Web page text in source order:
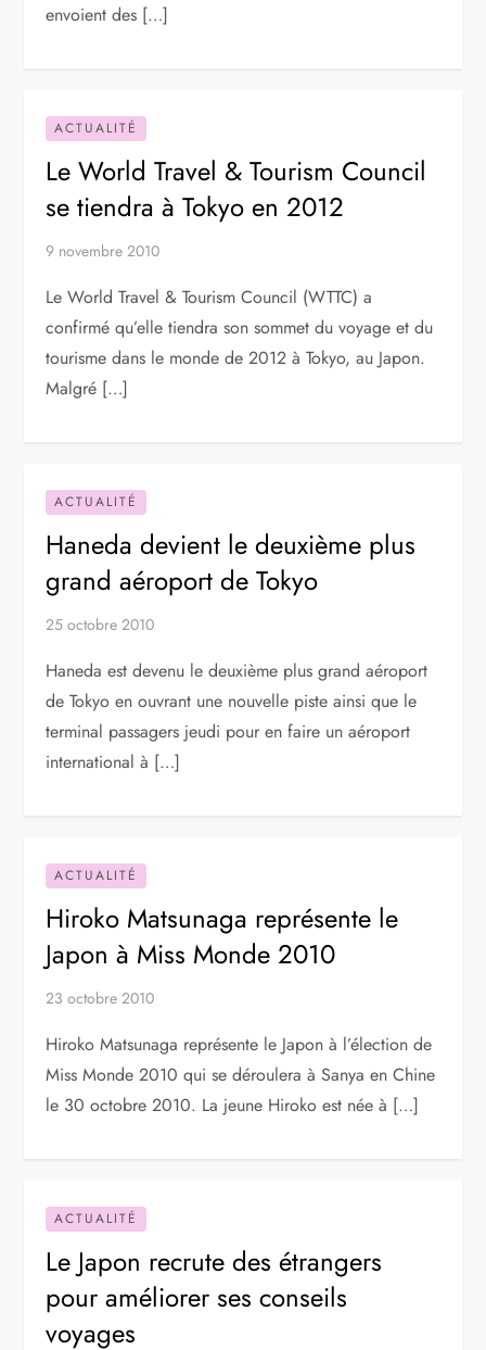
envoient des […]
ACTUALITÉ
Le World Travel & Tourism Council
se tiendra à Tokyo en 2012
9 novembre 2010
Le World Travel & Tourism Council (WTTC) a
confirmé qu’elle tiendra son sommet du voyage et du
tourisme dans le monde de 2012 à Tokyo, au Japon.
Malgré […]
ACTUALITÉ
Haneda devient le deuxième plus
grand aéroport de Tokyo
25 octobre 2010
Haneda est devenu le deuxième plus grand aéroport
de Tokyo en ouvrant une nouvelle piste ainsi que le
terminal passagers jeudi pour en faire un aéroport
international à […]
ACTUALITÉ
Hiroko Matsunaga représente le
Japon à Miss Monde 2010
23 octobre 2010
Hiroko Matsunaga représente le Japon à l’élection de
Miss Monde 2010 qui se déroulera à Sanya en Chine
le 30 octobre 2010. La jeune Hiroko est née à […]
ACTUALITÉ
Le Japon recrute des étrangers
pour améliorer ses conseils
voyages